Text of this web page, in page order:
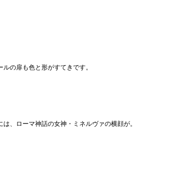
ルの扉も色と形がすてきです。
は、ローマ神話の女神・ミネルヴァの横顔が。